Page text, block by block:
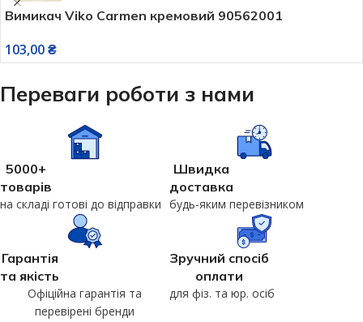
Вимикач Viko Carmen кремовий 90562001
103,00₴
Переваги роботи з нами
5000+
товарів
на складі готові до відправки
Швидка
доставка
будь-яким перевізником
Гарантія
та якість
Офіційна гарантія та
перевірені бренди
Зручний спосіб
оплати
для фіз. та юр. осіб